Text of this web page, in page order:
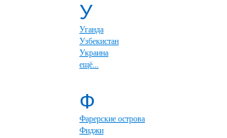
У
Уганда
Узбекистан
Украина
ещё...
Ф
Фарерские острова
Фиджи